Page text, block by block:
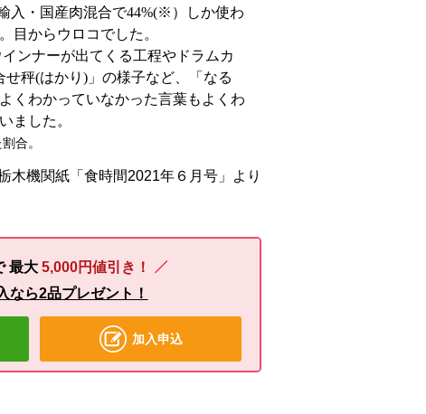
入・国産肉混合で44%(※）しか使わ
目からウロコでした。
ンナーが出てくる工程やドラムカ
秤(はかり)」の様子など、「なる
くわかっていなかった言葉もよくわ
ました。
合。
木機関紙「食時間2021年６月号」より
最大5,000円値引き！
なら2品プレゼント！
加入申込